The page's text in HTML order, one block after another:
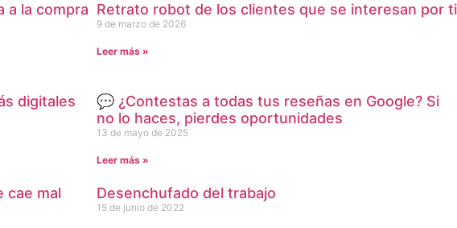
a la compra Retrato robot de los clientes que se interesan por ti
9 de marzo de 2026
Leer más »
digitales
💬 ¿Contestas a todas tus reseñas en Google? Si
no lo haces, pierdes oportunidades
13 de mayo de 2025
Leer más »
cae mal Desenchufado del trabajo
15 de junio de 2022